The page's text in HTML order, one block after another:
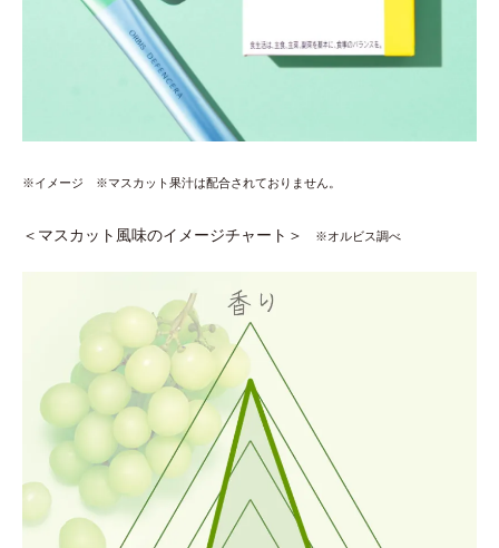
※イメージ ※マスカット果汁は配合されておりません。
＜マスカット風味のイメージチャート＞ ※オルビス調べ